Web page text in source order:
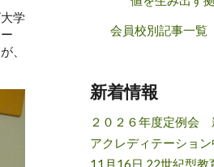
学
、
会員校別記事一覧
新着情報
２０２６年度定例会
アクレディテーショ
11月16日 22世紀型教